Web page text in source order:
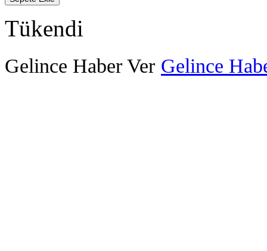
Tükendi
Gelince Haber Ver Gelince